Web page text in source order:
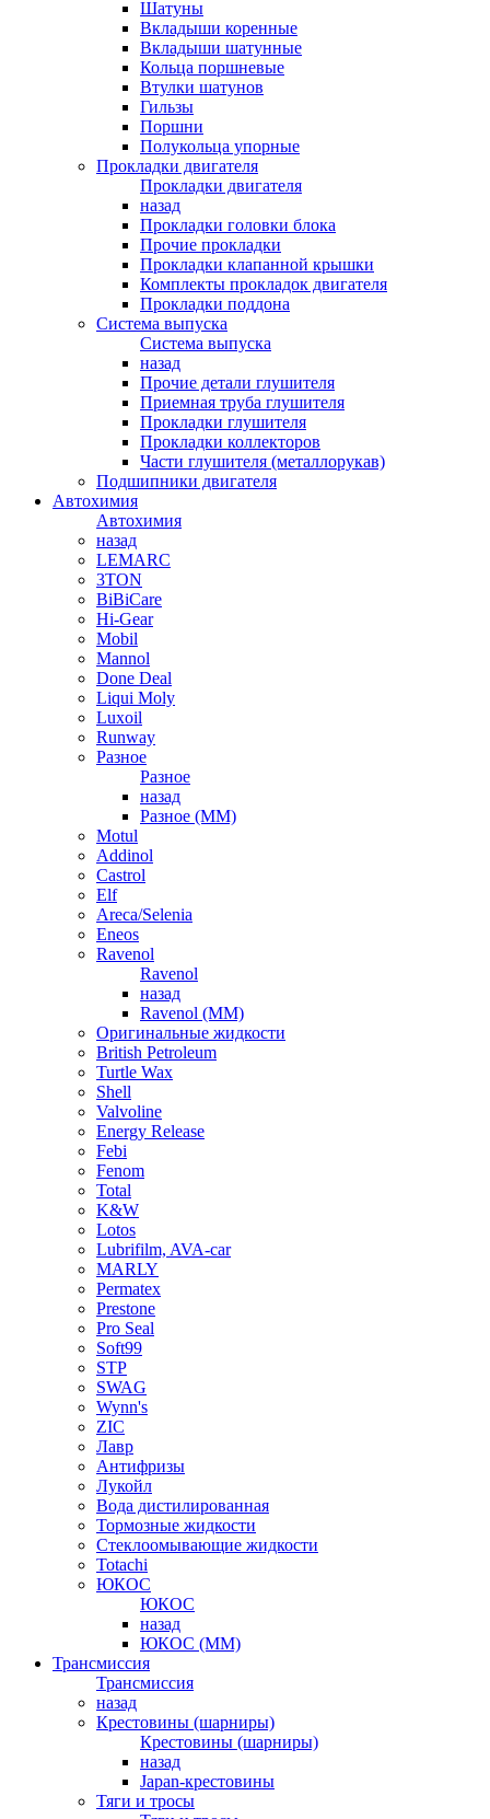
Шатуны
Вкладыши коренные
Вкладыши шатунные
Кольца поршневые
Втулки шатунов
Гильзы
Поршни
Полукольца упорные
Прокладки двигателя
Прокладки двигателя
назад
Прокладки головки блока
Прочие прокладки
Прокладки клапанной крышки
Комплекты прокладок двигателя
Прокладки поддона
Система выпуска
Система выпуска
назад
Прочие детали глушителя
Приемная труба глушителя
Прокладки глушителя
Прокладки коллекторов
Части глушителя (металлорукав)
Подшипники двигателя
Автохимия
Автохимия
назад
LEMARC
3TON
BiBiCare
Hi-Gear
Mobil
Mannol
Done Deal
Liqui Moly
Luxoil
Runway
Разное
Разное
назад
Разное (ММ)
Motul
Addinol
Castrol
Elf
Areca/Selenia
Eneos
Ravenol
Ravenol
назад
Ravenol (ММ)
Оригинальные жидкости
British Petroleum
Turtle Wax
Shell
Valvoline
Energy Release
Febi
Fenom
Total
K&W
Lotos
Lubrifilm, AVA-car
MARLY
Permatex
Prestone
Pro Seal
Soft99
STP
SWAG
Wynn's
ZIC
Лавр
Антифризы
Лукойл
Вода дистилированная
Тормозные жидкости
Стеклоомывающие жидкости
Totachi
ЮКОС
ЮКОС
назад
ЮКОС (ММ)
Трансмиссия
Трансмиссия
назад
Крестовины (шарниры)
Крестовины (шарниры)
назад
Japan-крестовины
Тяги и тросы